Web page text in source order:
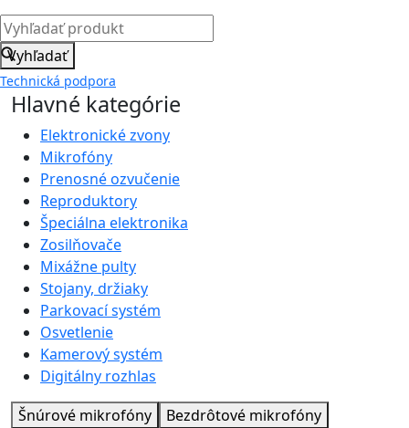
Vyhľadať
Technická podpora
Hlavné kategórie
Elektronické zvony
Mikrofóny
Prenosné ozvučenie
Reproduktory
Špeciálna elektronika
Zosilňovače
Mixážne pulty
Stojany, držiaky
Parkovací systém
Osvetlenie
Kamerový systém
Digitálny rozhlas
Šnúrové mikrofóny
Bezdrôtové mikrofóny